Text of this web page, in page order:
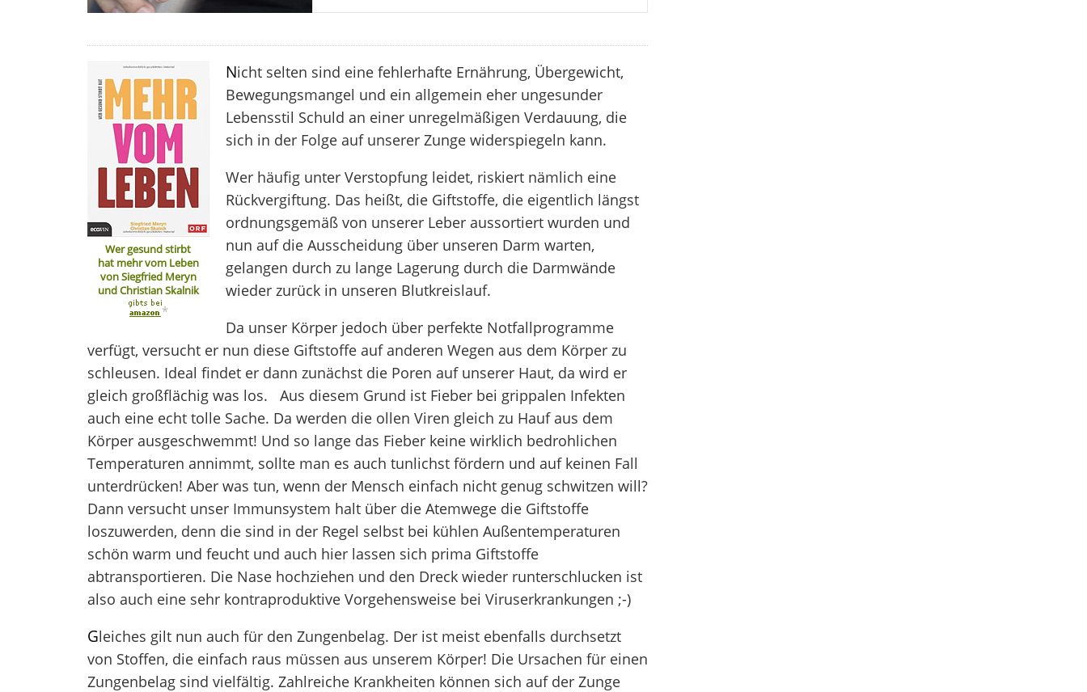
Wer gesund stirbt
hat mehr vom Leben
von Siegfried Meryn
und Christian Skalnik
*
Nicht selten sind eine fehlerhafte Ernährung, Übergewicht,
Bewegungsmangel und ein allgemein eher ungesunder
Lebensstil Schuld an einer unregelmäßigen Verdauung, die
sich in der Folge auf unserer Zunge widerspiegeln kann.
Wer häufig unter Verstopfung leidet, riskiert nämlich eine
Rückvergiftung. Das heißt, die Giftstoffe, die eigentlich längst
ordnungsgemäß von unserer Leber aussortiert wurden und
nun auf die Ausscheidung über unseren Darm warten,
gelangen durch zu lange Lagerung durch die Darmwände
wieder zurück in unseren Blutkreislauf.
Da unser Körper jedoch über perfekte Notfallprogramme
verfügt, versucht er nun diese Giftstoffe auf anderen Wegen aus dem Körper zu
schleusen. Ideal findet er dann zunächst die Poren auf unserer Haut, da wird er
gleich großflächig was los. Aus diesem Grund ist Fieber bei grippalen Infekten
auch eine echt tolle Sache. Da werden die ollen Viren gleich zu Hauf aus dem
Körper ausgeschwemmt! Und so lange das Fieber keine wirklich bedrohlichen
Temperaturen annimmt, sollte man es auch tunlichst fördern und auf keinen Fall
unterdrücken! Aber was tun, wenn der Mensch einfach nicht genug schwitzen will?
Dann versucht unser Immunsystem halt über die Atemwege die Giftstoffe
loszuwerden, denn die sind in der Regel selbst bei kühlen Außentemperaturen
schön warm und feucht und auch hier lassen sich prima Giftstoffe
abtransportieren. Die Nase hochziehen und den Dreck wieder runterschlucken ist
also auch eine sehr kontraproduktive Vorgehensweise bei Viruserkrankungen ;-)
Gleiches gilt nun auch für den Zungenbelag. Der ist meist ebenfalls durchsetzt
von Stoffen, die einfach raus müssen aus unserem Körper! Die Ursachen für einen
Zungenbelag sind vielfältig. Zahlreiche Krankheiten können sich auf der Zunge